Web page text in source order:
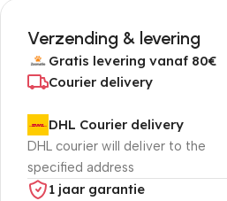
Verzending & levering
Gratis levering vanaf 80€
Courier delivery
DHL Courier delivery
DHL courier will deliver to the
specified address
1 jaar garantie